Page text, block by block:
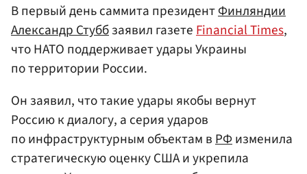
В первый день саммита президентФинляндии
Александр Стуббзаявил газете Financial Times,
что НАТО поддерживает удары Украины
по территории России.
Он заявил, что такие удары якобы вернут
Россию к диалогу, а серия ударов
по инфраструктурным объектам вРФизменила
стратегическую оценку США и укрепила